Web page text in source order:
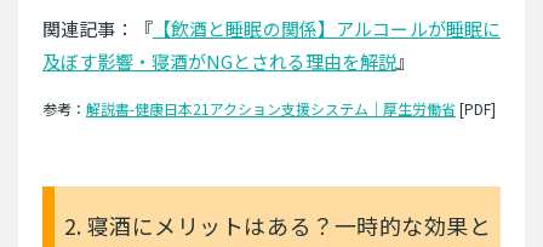
関連記事：『【飲酒と睡眠の関係】アルコールが睡眠に
及ぼす影響・寝酒がNGとされる理由を解説』
参考： 解説書-健康日本21アクション支援システム｜厚生労働省[PDF]
2. 寝酒にメリットはある？一時的な効果と